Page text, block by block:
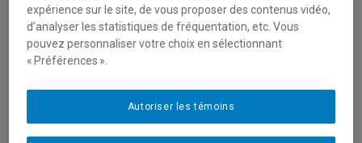
Maison Théâtre, du 17 au 21 avril 2024
---
Résumé de la pièce – Référence :Maison théâtre
expérience sur le site, de vous proposer des contenus vidéo,
d’analyser les statistiques de fréquentation, etc. Vous
pouvez personnaliser votre choix en sélectionnant
« Préférences ».
Autoriser les témoins